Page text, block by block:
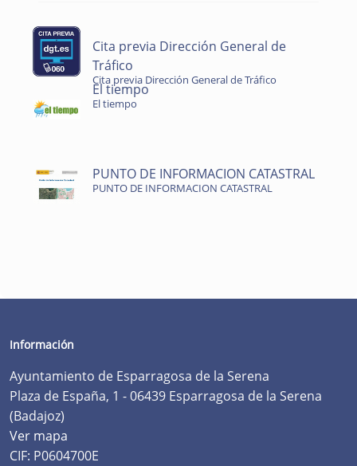
Cita previa Dirección General de
Tráfico
Cita previa Dirección General de Tráfico
El tiempo
El tiempo
PUNTO DE INFORMACION CATASTRAL
PUNTO DE INFORMACION CATASTRAL
Información
Ayuntamiento de Esparragosa de la Serena
Plaza de España, 1 - 06439 Esparragosa de la Serena
(Badajoz)
Ver mapa
CIF: P0604700E